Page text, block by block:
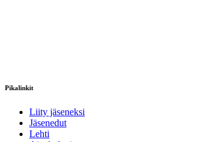
Pikalinkit
Liity jäseneksi
Jäsenedut
Lehti